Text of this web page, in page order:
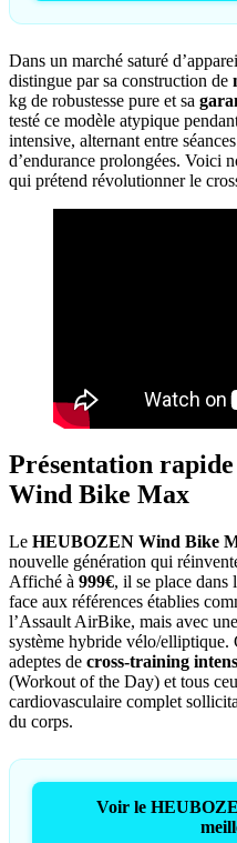
Dans un marché saturé
distingue par sa construction de
kg de robustesse pure et sa
testé ce modèle atypique
intensive, alternant entre
d’endurance prolongées. Voici
qui prétend révolutionner le
Présentation
Wind Bike Max
Le HEUBOZEN Wind Bike
nouvelle génération qui
Affiché à 999€, il se place dans
face aux références établies
l’Assault AirBike, mais avec
système hybride vélo/elliptique.
adeptes de cross-training
(Workout of the Day) et tous
cardiovasculaire complet
du corps.
Voir le